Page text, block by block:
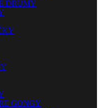
DRUMY
GONGY